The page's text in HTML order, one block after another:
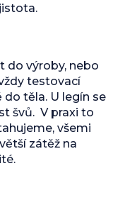
do výroby, nebo
testovací
těla. U legín se
švů. V praxi to
všemi
zátěž na